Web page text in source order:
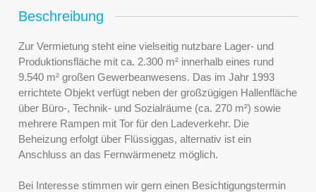
Beschreibung
Zur Vermietung steht eine vielseitig nutzbare Lager- und
Produktionsfläche mit ca. 2.300 m² innerhalb eines rund
9.540 m² großen Gewerbeanwesens. Das im Jahr 1993
errichtete Objekt verfügt neben der großzügigen Hallenfläche
über Büro-, Technik- und Sozialräume (ca. 270 m²) sowie
mehrere Rampen mit Tor für den Ladeverkehr. Die
Beheizung erfolgt über Flüssiggas, alternativ ist ein
Anschluss an das Fernwärmenetz möglich.
Bei Interesse stimmen wir gern einen Besichtigungstermin